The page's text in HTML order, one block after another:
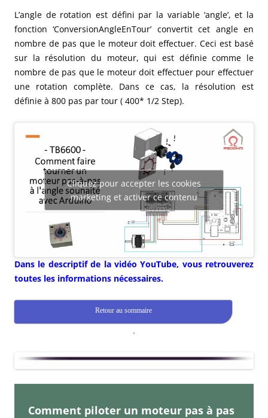
L’angle de rotation est défini par la variable ‘angle’, et la
fonction ‘ConversionAngleEnTour’ convertit cet angle en
nombre de pas que le moteur doit effectuer. Ceci est basé
sur la résolution du moteur, qui est définie comme le
nombre de pas que le moteur doit effectuer pour effectuer
une rotation complète. Dans ce cas, la résolution est
définie à 800 pas par tour ( 400* 1/2 Step).
Cliquez pour accepter les cookies
marketing et activer ce contenu
Dans le descriptif de la vidéo YouTube, vous retrouverez
toutes les informations nécessaires.
Retour au sommaire
.
Comment piloter un moteur pas à pas